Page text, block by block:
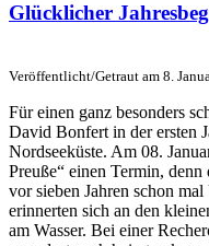
Glücklicher
Veröffentlicht/Getraut am 8.
Für einen ganz besonders
David Bonfert in der ersten
Nordseeküste. Am 08.
Preuße“ einen Termin,
vor sieben Jahren schon
erinnerten sich an den
am Wasser. Bei einer